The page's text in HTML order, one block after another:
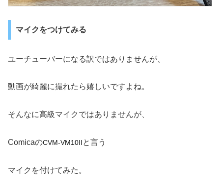
マイクをつけてみる
ユーチューバーになる訳ではありませんが、
動画が綺麗に撮れたら嬉しいですよね。
そんなに高級マイクではありませんが、
ComicaのCVM-VM10IIと言う
マイクを付けてみた。